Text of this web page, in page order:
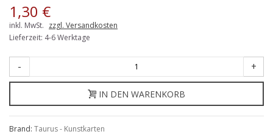
1,30 €
inkl. MwSt. zzgl. Versandkosten
Lieferzeit: 4-6 Werktage
- +
IN DEN WARENKORB
Brand: Taurus - Kunstkarten